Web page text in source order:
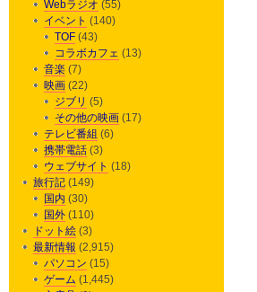
Webラジオ (55)
イベント (140)
TOF (43)
コラボカフェ (13)
音楽 (7)
映画 (22)
ジブリ (5)
その他の映画 (17)
テレビ番組 (6)
携帯電話 (3)
ウェブサイト (18)
旅行記 (149)
国内 (30)
国外 (110)
ドット絵 (3)
最新情報 (2,915)
パソコン (15)
ゲーム (1,445)